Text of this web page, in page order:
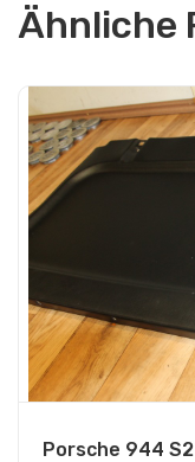
Ähnliche
Porsche 944